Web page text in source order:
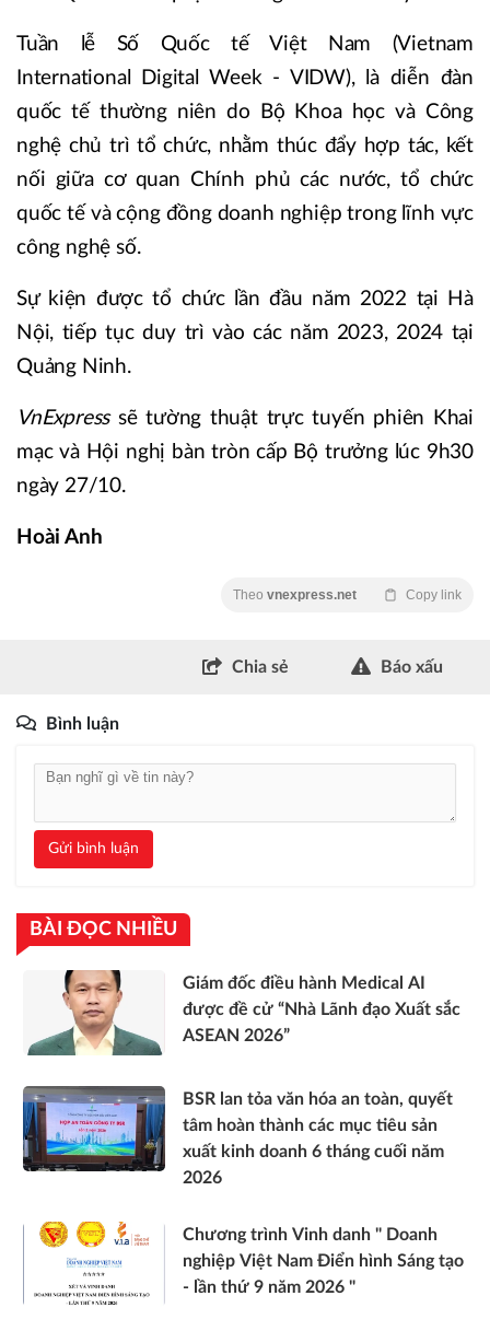
Tuần lễ Số Quốc tế Việt Nam (Vietnam
International Digital Week - VIDW), là diễn đàn
quốc tế thường niên do Bộ Khoa học và Công
nghệ chủ trì tổ chức, nhằm thúc đẩy hợp tác, kết
nối giữa cơ quan Chính phủ các nước, tổ chức
quốc tế và cộng đồng doanh nghiệp trong lĩnh vực
công nghệ số.
Sự kiện được tổ chức lần đầu năm 2022 tại Hà
Nội, tiếp tục duy trì vào các năm 2023, 2024 tại
Quảng Ninh.
VnExpress sẽ tường thuật trực tuyến phiên Khai
mạc và Hội nghị bàn tròn cấp Bộ trưởng lúc 9h30
ngày 27/10.
Hoài Anh
Theo vnexpress.net Copy link
Chia sẻ Báo xấu
Bình luận
Gửi bình luận
BÀI ĐỌC NHIỀU
Giám đốc điều hành Medical AI
được đề cử “Nhà Lãnh đạo Xuất sắc
ASEAN 2026”
BSR lan tỏa văn hóa an toàn, quyết
tâm hoàn thành các mục tiêu sản
xuất kinh doanh 6 tháng cuối năm
2026
Chương trình Vinh danh " Doanh
nghiệp Việt Nam Điển hình Sáng tạo
- lần thứ 9 năm 2026 "